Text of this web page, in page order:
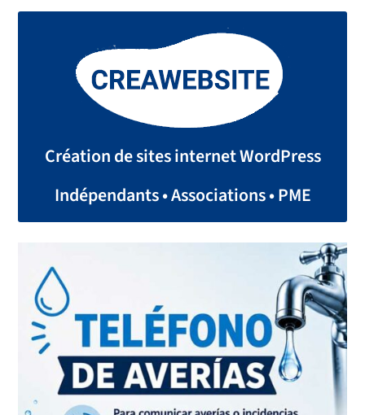
Création de sites internet WordPress
Indépendants • Associations • PME